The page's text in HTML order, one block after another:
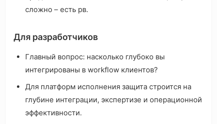
сложно – есть рв.
Для разработчиков
Главный вопрос: насколько глубоко вы
интегрированы в workflow клиентов?
Для платформ исполнения защита строится на
глубине интеграции, экспертизе и операционной
эффективности.